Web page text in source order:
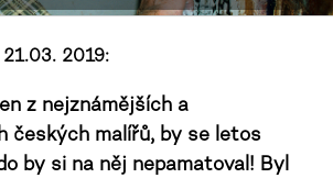
21.03. 2019:
z nejznámějších a
českých malířů, by se letos
by si na něj nepamatoval! Byl